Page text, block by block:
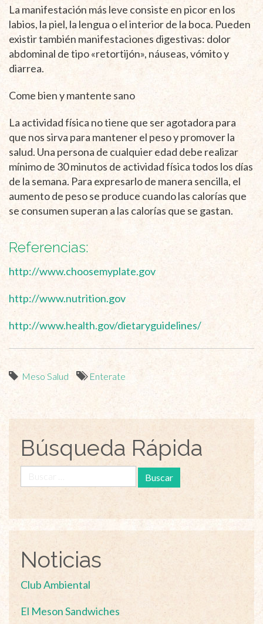
La manifestación más leve consiste en picor en los
labios, la piel, la lengua o el interior de la boca. Pueden
existir también manifestaciones digestivas: dolor
abdominal de tipo «retortijón», náuseas, vómito y
diarrea.
Come bien y mantente sano
La actividad física no tiene que ser agotadora para
que nos sirva para mantener el peso y promover la
salud. Una persona de cualquier edad debe realizar
mínimo de 30 minutos de actividad física todos los días
de la semana. Para expresarlo de manera sencilla, el
aumento de peso se produce cuando las calorías que
se consumen superan a las calorías que se gastan.
Referencias:
http://www.choosemyplate.gov
http://www.nutrition.gov
http://www.health.gov/dietaryguidelines/
Meso Salud Enterate
Búsqueda Rápida
Noticias
Club Ambiental
El Meson Sandwiches